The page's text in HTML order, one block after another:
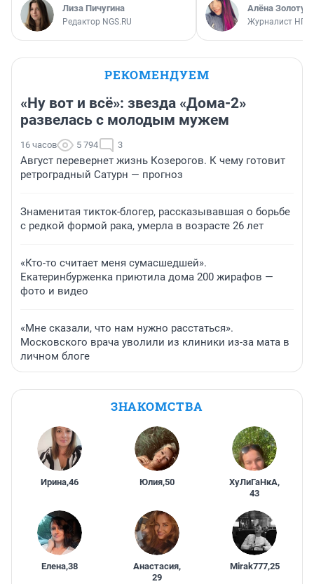
Лиза Пичугина
Редактор NGS.RU
Алёна
Журналист НГС
РЕКОМЕНДУЕМ
«Ну вот и всё»: звезда «Дома-2»
развелась с молодым мужем
16 часов 5 794 3
Август перевернет жизнь Козерогов. К чему готовит
ретроградный Сатурн — прогноз
Знаменитая тикток-блогер, рассказывавшая о борьбе
с редкой формой рака, умерла в возрасте 26 лет
«Кто-то считает меня сумасшедшей».
Екатеринбурженка приютила дома 200 жирафов —
фото и видео
«Мне сказали, что нам нужно расстаться».
Московского врача уволили из клиники из-за мата в
личном блоге
ЗНАКОМСТВА
Ирина,46 Юлия,50 ХуЛиГаНкА,
43
Елена,38 Анастасия,
29
Mirak777,25